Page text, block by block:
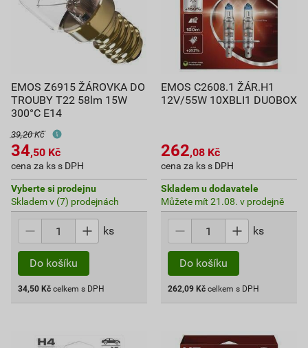
EMOS Z6915 ŽÁROVKA DO
TROUBY T22 58lm 15W
300°C E14
39,20 Kč
34,50 Kč
cena za ks s DPH
Vyberte si prodejnu
Skladem v (7) prodejnách
ks
Do košíku
34,50 Kč celkem s DPH
EMOS C2608.1 ŽÁR.H1
12V/55W 10XBLI1 DUOBOX
262,08 Kč
cena za ks s DPH
Skladem u dodavatele
Můžete mít 21.08. v prodejně
ks
Do košíku
262,09 Kč celkem s DPH